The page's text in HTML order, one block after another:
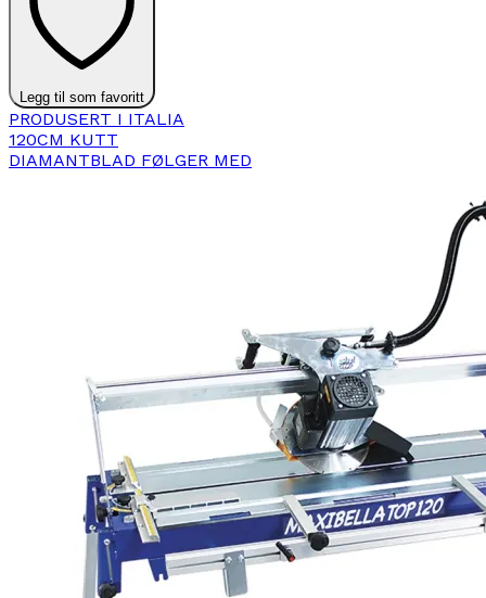
Legg til som favoritt
PRODUSERT I ITALIA
120CM KUTT
DIAMANTBLAD FØLGER MED